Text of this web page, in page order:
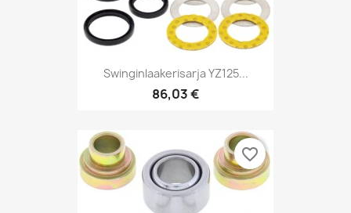
Swinginlaakerisarja YZ125...
86,03 €
favorite_border